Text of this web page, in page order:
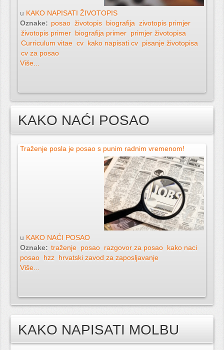
u KAKO NAPISATI ŽIVOTOPIS
Oznake: posao životopis biografija zivotopis primjer
životopis primer biografija primer primjer životopisa
Curriculum vitae cv kako napisati cv pisanje životopisa
cv za posao
Više...
KAKO NAĆI POSAO
Traženje posla je posao s punim radnim vremenom!
u KAKO NAĆI POSAO
Oznake: traženje posao razgovor za posao kako naci
posao hzz hrvatski zavod za zaposljavanje
Više...
KAKO NAPISATI MOLBU